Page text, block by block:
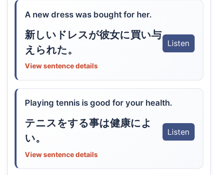
A new dress was bought for her.
新しいドレスが彼女に買い与
えられた。
Listen
View sentence details
Playing tennis is good for your health.
テニスをする事は健康によ
い。
Listen
View sentence details